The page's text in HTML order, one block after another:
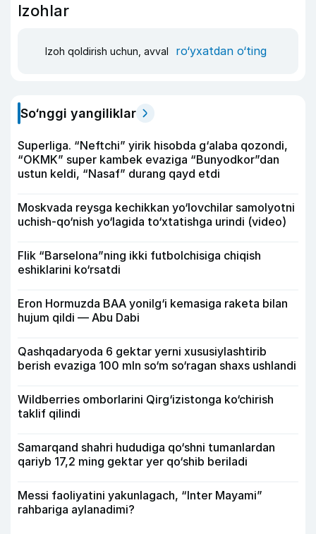
Izohlar
Izoh qoldirish uchun, avval ro‘yxatdan o‘ting
So‘nggi yangiliklar
Superliga. “Neftchi” yirik hisobda g‘alaba qozondi,
“OKMK” super kambek evaziga “Bunyodkor”dan
ustun keldi, “Nasaf” durang qayd etdi
Moskvada reysga kechikkan yo‘lovchilar samolyotni
uchish-qo‘nish yo‘lagida to‘xtatishga urindi (video)
Flik “Barselona”ning ikki futbolchisiga chiqish
eshiklarini ko‘rsatdi
Eron Hormuzda BAA yonilg‘i kemasiga raketa bilan
hujum qildi — Abu Dabi
Qashqadaryoda 6 gektar yerni xususiylashtirib
berish evaziga 100 mln so‘m so‘ragan shaxs ushlandi
Wildberries omborlarini Qirg‘izistonga ko‘chirish
taklif qilindi
Samarqand shahri hududiga qo‘shni tumanlardan
qariyb 17,2 ming gektar yer qo‘shib beriladi
Messi faoliyatini yakunlagach, “Inter Mayami”
rahbariga aylanadimi?